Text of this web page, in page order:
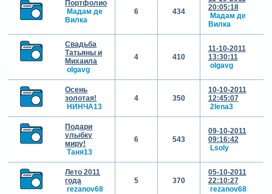
Портфолио
Мадам де
Вилка
6 434
20:05:18
Мадам де
Вилка
Свадьба
Татьяны и
Михаила
olgavg
4 410
11-10-2011
13:30:11
olgavg
Осень
золотая!
НИНЧА13
4 350
10-10-2011
12:45:07
2lena3
Подари
улыбку
миру!
Таня13
6 543
09-10-2011
09:16:42
Lsoly
Лето 2011
года
rezanov68
5 370
05-10-2011
22:10:27
rezanov68